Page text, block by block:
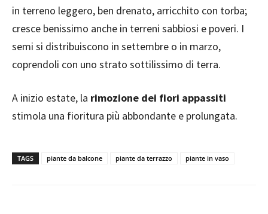
in terreno leggero, ben drenato, arricchito con torba;
cresce benissimo anche in terreni sabbiosi e poveri. I
semi si distribuiscono in settembre o in marzo,
coprendoli con uno strato sottilissimo di terra.
A inizio estate, la rimozione dei fiori appassiti
stimola una fioritura più abbondante e prolungata.
TAGS piante da balcone piante da terrazzo piante in vaso